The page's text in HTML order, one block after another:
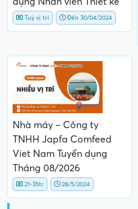
Tuỳ vị trí Đến 30/04/2024
Nhà máy – Công ty
TNHH Japfa Comfeed
Viet Nam Tuyển dụng
Tháng 08/2026
21-35tr 28/5/2024